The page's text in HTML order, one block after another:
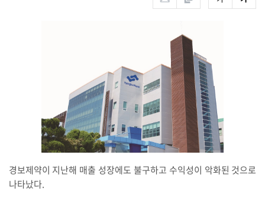
경보제약이 지난해 매출 성장에도 불구하고 수익성이 악화된 것으로
나타났다.